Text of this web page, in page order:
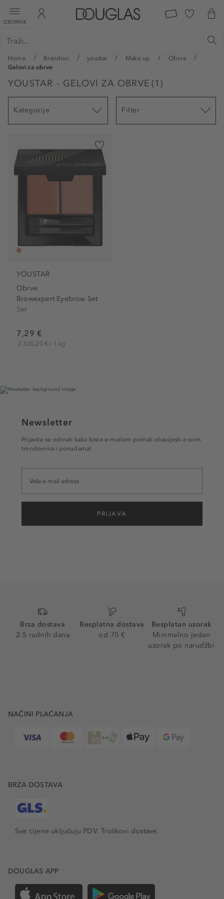
IZBORNIK
Home Brandovi youstar Make up
Obrve
Gelovi za obrve
YOUSTAR - GELOVI ZA OBRVE (1 )
Kategorije Filter
YOUSTAR
Obrve
Browexpert Eyebrow Set
Set
7,29 €
2.505,20 € / 1 kg
Newsletter
Prijavite se odmah kako biste e-mailom primali obavijesti o svim
trendovima i ponudama!
PRIJAVA
Brza dostava
2-5 radnih dana
Besplatna dostava
od 70 €
Besplatan uzorak
Minimalno jedan
uzorak po narudžbi
NAČINI PLAĆANJA
BRZA DOSTAVA
Sve cijene uključuju PDV.Troškovi dostave.
DOUGLAS APP